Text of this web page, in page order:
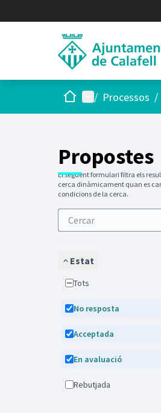
Inici Menú principal
/ Processos /
Propostes
El següent formulari filtra els
cerca dinàmicament quan es
condicions de la cerca.
Estat
Tots
No resposta
Acceptada
En avaluació
Rebutjada